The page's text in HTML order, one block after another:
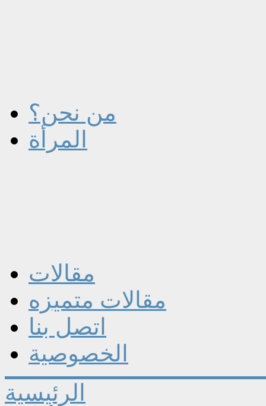
من نحن؟
المرأة
مقالات
مقالات متميزه
اتصل بنا
الخصوصية
الرئيسية